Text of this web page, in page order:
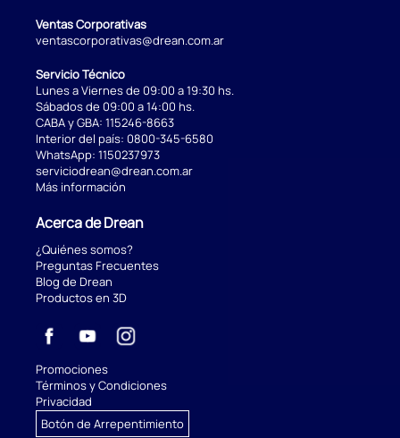
Ventas Corporativas
ventascorporativas@drean.com.ar
Servicio Técnico
Lunes a Viernes de 09:00 a 19:30 hs.
Sábados de 09:00 a 14:00 hs.
CABA y GBA: 115246-8663
Interior del país: 0800-345-6580
WhatsApp: 1150237973
serviciodrean@drean.com.ar
Más información
Acerca de Drean
¿Quiénes somos?
Preguntas Frecuentes
Blog de Drean
Productos en 3D
Promociones
Términos y Condiciones
Privacidad
Botón de Arrepentimiento